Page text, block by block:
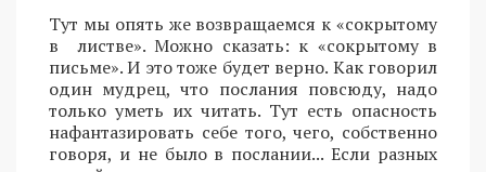
Тут мы опять же возвращаемся к «сокрытому
в листве». Можно сказать: к «сокрытому в
письме». И это тоже будет верно. Как говорил
один мудрец, что послания повсюду, надо
только уметь их читать. Тут есть опасность
нафантазировать себе того, чего, собственно
говоря, и не было в послании... Если разных